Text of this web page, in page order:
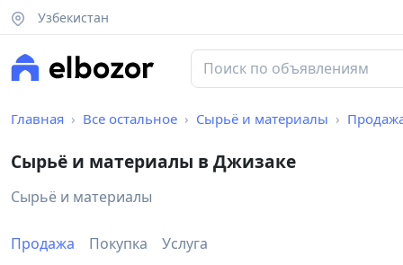
Узбекистан
Главная Все остальное Сырьё и материалы
Сырьё и материалы в Джизаке
Сырьё и материалы
Продажа Покупка Услуга